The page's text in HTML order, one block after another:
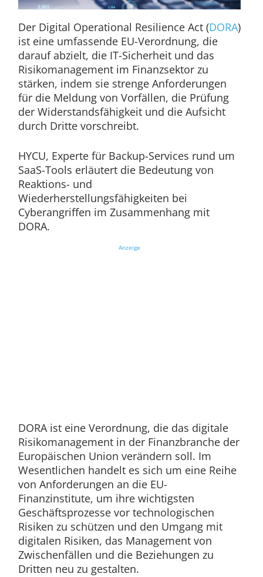
Der Digital Operational Resilience Act (DORA)
ist eine umfassende EU-Verordnung, die
darauf abzielt, die IT-Sicherheit und das
Risikomanagement im Finanzsektor zu
stärken, indem sie strenge Anforderungen
für die Meldung von Vorfällen, die Prüfung
der Widerstandsfähigkeit und die Aufsicht
durch Dritte vorschreibt.
HYCU, Experte für Backup-Services rund um
SaaS-Tools erläutert die Bedeutung von
Reaktions- und
Wiederherstellungsfähigkeiten bei
Cyberangriffen im Zusammenhang mit
DORA.
Anzeige
DORA ist eine Verordnung, die das digitale
Risikomanagement in der Finanzbranche der
Europäischen Union verändern soll. Im
Wesentlichen handelt es sich um eine Reihe
von Anforderungen an die EU-
Finanzinstitute, um ihre wichtigsten
Geschäftsprozesse vor technologischen
Risiken zu schützen und den Umgang mit
digitalen Risiken, das Management von
Zwischenfällen und die Beziehungen zu
Dritten neu zu gestalten.